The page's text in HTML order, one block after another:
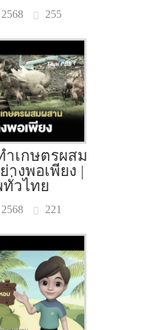
255
เกษตรผสม
างพอเพียง |
วไทย
221